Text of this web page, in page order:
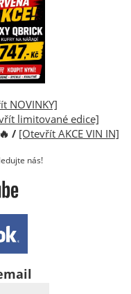
Organizer M 2.0
šroubů nebo
NOVINKY]
limitované edice]
🔥 / [Otevřít AKCE VIN IN]
nás!